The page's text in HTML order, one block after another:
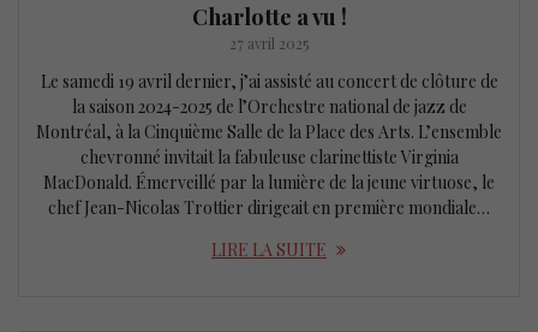
Charlotte a vu !
27 avril 2025
Le samedi 19 avril dernier, j’ai assisté au concert de clôture de
la saison 2024-2025 de l’Orchestre national de jazz de
Montréal, à la Cinquième Salle de la Place des Arts. L’ensemble
chevronné invitait la fabuleuse clarinettiste Virginia
MacDonald. Émerveillé par la lumière de la jeune virtuose, le
chef Jean-Nicolas Trottier dirigeait en première mondiale…
LIRE LA SUITE